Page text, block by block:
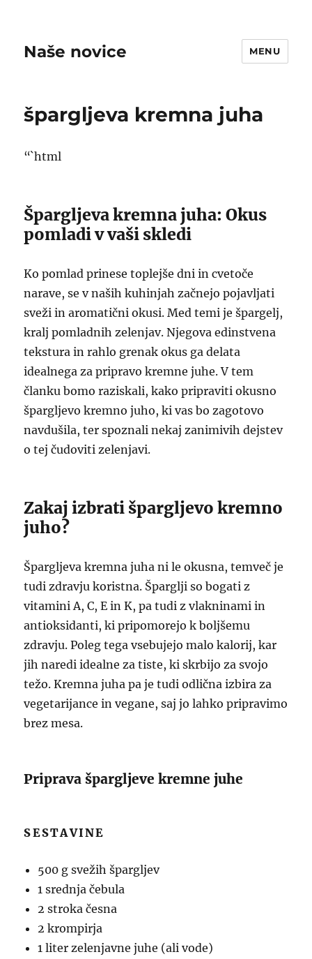
Naše novice MENU
špargljeva kremna juha
“`html
Špargljeva kremna juha: Okus
pomladi v vaši skledi
Ko pomlad prinese toplejše dni in cvetoče
narave, se v naših kuhinjah začnejo pojavljati
sveži in aromatični okusi. Med temi je špargelj,
kralj pomladnih zelenjav. Njegova edinstvena
tekstura in rahlo grenak okus ga delata
idealnega za pripravo kremne juhe. V tem
članku bomo raziskali, kako pripraviti okusno
špargljevo kremno juho, ki vas bo zagotovo
navdušila, ter spoznali nekaj zanimivih dejstev
o tej čudoviti zelenjavi.
Zakaj izbrati špargljevo kremno
juho?
Špargljeva kremna juha ni le okusna, temveč je
tudi zdravju koristna. Šparglji so bogati z
vitamini A, C, E in K, pa tudi z vlakninami in
antioksidanti, ki pripomorejo k boljšemu
zdravju. Poleg tega vsebujejo malo kalorij, kar
jih naredi idealne za tiste, ki skrbijo za svojo
težo. Kremna juha pa je tudi odlična izbira za
vegetarijance in vegane, saj jo lahko pripravimo
brez mesa.
Priprava špargljeve kremne juhe
SESTAVINE
500 g svežih špargljev
1 srednja čebula
2 stroka česna
2 krompirja
1 liter zelenjavne juhe (ali vode)